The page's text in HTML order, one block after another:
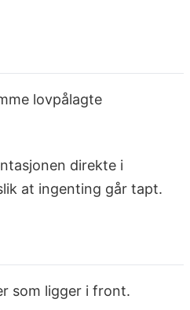
lovpålagte
direkte i
at ingenting går tapt.
som ligger i front.